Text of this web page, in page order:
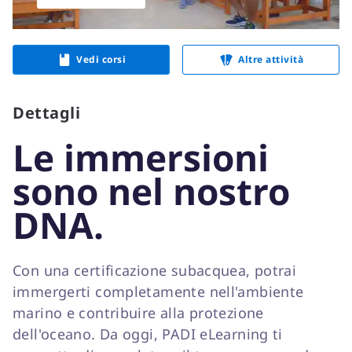
Vedi corsi Altre attività
Dettagli
Le immersioni
sono nel nostro
DNA.
Con una certificazione subacquea, potrai
immergerti completamente nell'ambiente
marino e contribuire alla protezione
dell'oceano. Da oggi, PADI eLearning ti